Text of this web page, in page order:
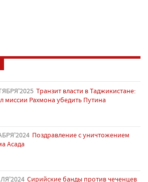
Транзит власти в Таджикистане:
миссии Рахмона убедить Путина
Поздравление с уничтожением
Асада
Сирийские банды против чеченцев